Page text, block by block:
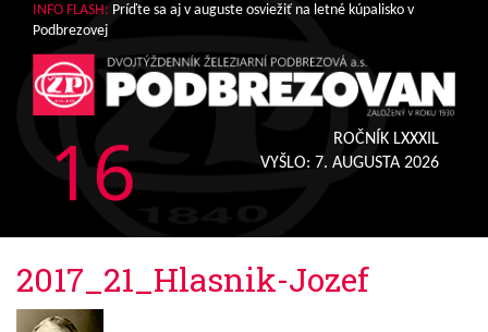
INFO FLASH: Príďte sa aj v auguste osviežiť na letné kúpalisko v
Podbrezovej
16
ROČNÍK LXXXIL
VYŠLO: 7. AUGUSTA 2026
2017_21_Hlasnik-Jozef